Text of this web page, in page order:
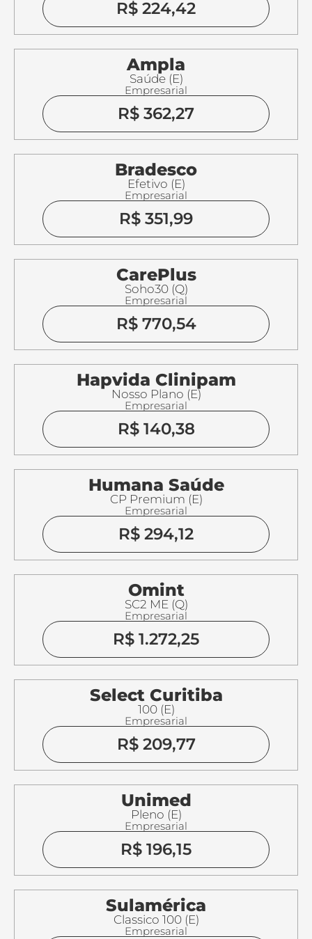
R$ 224,42
Ampla
Saúde (E)
Empresarial
R$ 362,27
Bradesco
Efetivo (E)
Empresarial
R$ 351,99
CarePlus
Soho30 (Q)
Empresarial
R$ 770,54
Hapvida Clinipam
Nosso Plano (E)
Empresarial
R$ 140,38
Humana Saúde
CP Premium (E)
Empresarial
R$ 294,12
Omint
SC2 ME (Q)
Empresarial
R$ 1.272,25
Select Curitiba
100 (E)
Empresarial
R$ 209,77
Unimed
Pleno (E)
Empresarial
R$ 196,15
Sulamérica
Classico 100 (E)
Empresarial